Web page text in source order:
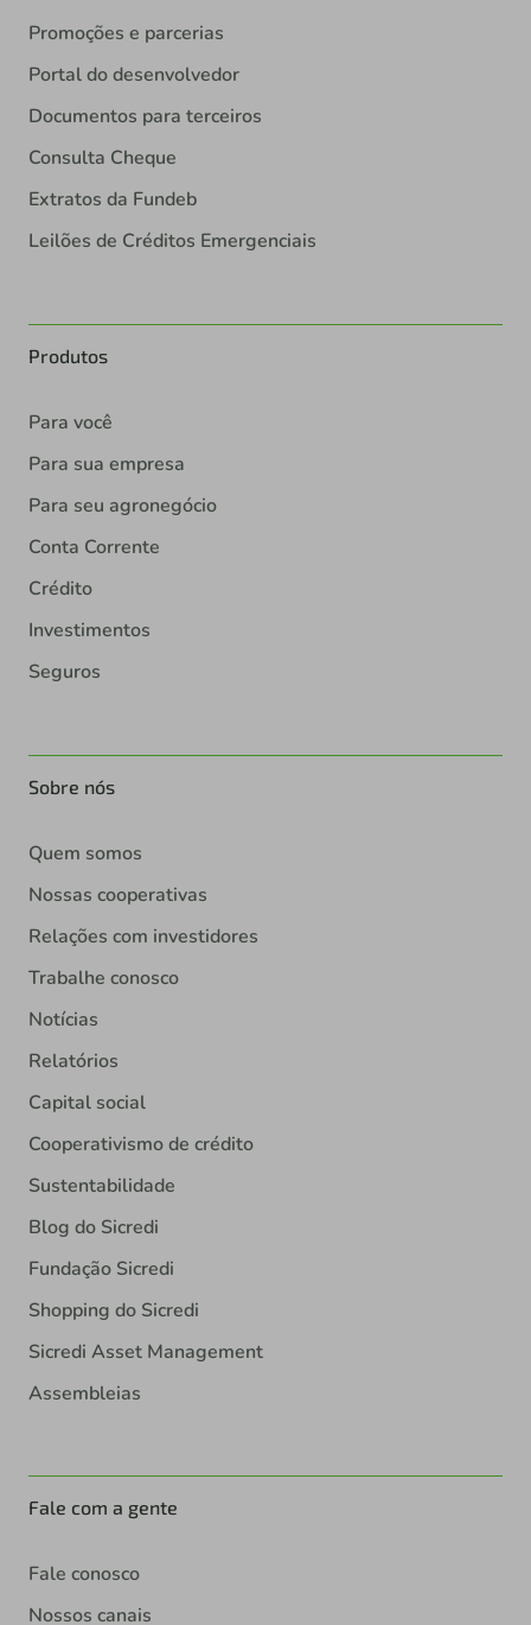
Promoções e parcerias
Portal do desenvolvedor
Documentos para terceiros
Consulta Cheque
Extratos da Fundeb
Leilões de Créditos Emergenciais
Produtos
Para você
Para sua empresa
Para seu agronegócio
Conta Corrente
Crédito
Investimentos
Seguros
Sobre nós
Quem somos
Nossas cooperativas
Relações com investidores
Trabalhe conosco
Notícias
Relatórios
Capital social
Cooperativismo de crédito
Sustentabilidade
Blog do Sicredi
Fundação Sicredi
Shopping do Sicredi
Sicredi Asset Management
Assembleias
Fale com a gente
Fale conosco
Nossos canais